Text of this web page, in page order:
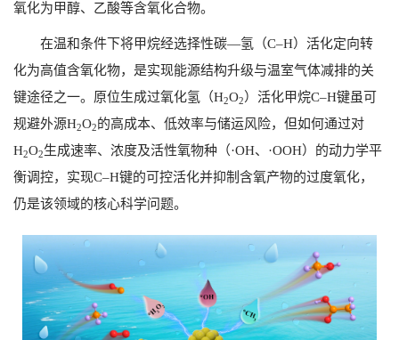
氧化为甲醇、乙酸等含氧化合物。
在温和条件下将甲烷经选择性碳—氢（C–H）活化定向转
化为高值含氧化物，是实现能源结构升级与温室气体减排的关
键途径之一。原位生成过氧化氢（H2O2 ）活化甲烷C–H键虽可
规避外源H2O2的高成本、低效率与储运风险，但如何通过对
H2O2生成速率、浓度及活性氧物种（·OH、 ·OOH）的动力学平
衡调控，实现C–H键的可控活化并抑制含氧产物的过度氧化，
仍是该领域的核心科学问题。